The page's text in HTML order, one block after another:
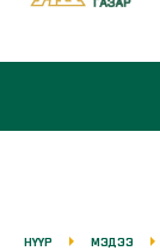
НҮҮР МЭДЭЭ